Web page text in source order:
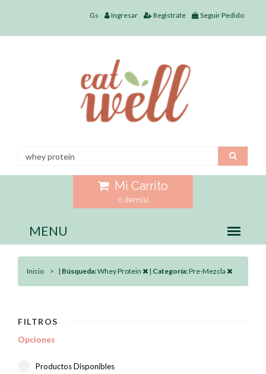
Gs Ingresar Registrate Seguir Pedido
Mi Carrito
0 item(s)
Inicio | Búsqueda:Whey Protein | Categoría:Pre-Mezcla
FILTROS
Opciones
Productos Disponibles